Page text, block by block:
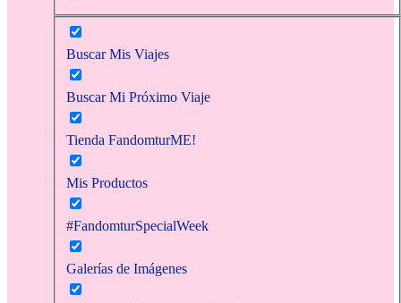
Buscar Mis Viajes
Buscar Mi Próximo Viaje
Tienda FandomturME!
Mis Productos
#FandomturSpecialWeek
Galerías de Imágenes